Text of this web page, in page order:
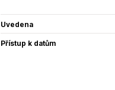
Uvedena
Přístup k datům